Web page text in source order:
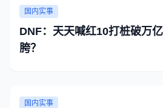
国内实事
DNF：天天喊红10打桩破万
胯？
国内实事